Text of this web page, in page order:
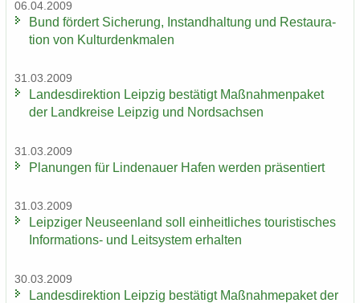
06.04.2009
Bund för­dert Si­che­rung, In­stand­hal­tung und Re­stau­ra­
ti­on von Kul­tur­denk­ma­len
31.03.2009
Lan­des­di­rek­ti­on Leip­zig be­stä­tigt Maß­nah­men­pa­ket
der Land­krei­se Leip­zig und Nord­sach­sen
31.03.2009
Pla­nun­gen für Lin­de­nau­er Hafen wer­den prä­sen­tiert
31.03.2009
Leip­zi­ger Neu­seen­land soll ein­heit­li­ches tou­ris­ti­sches
Informations-​ und Leit­sys­tem er­hal­ten
30.03.2009
Lan­des­di­rek­ti­on Leip­zig be­stä­tigt Maß­nah­me­pa­ket der